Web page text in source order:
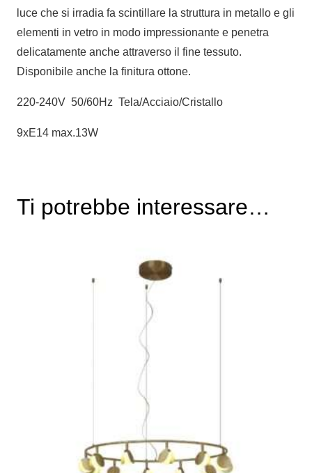
luce che si irradia fa scintillare la struttura in metallo e gli
elementi in vetro in modo impressionante e penetra
delicatamente anche attraverso il fine tessuto.
Disponibile anche la finitura ottone.
220-240V 50/60Hz Tela/Acciaio/Cristallo
9xE14 max.13W
Ti potrebbe interessare…